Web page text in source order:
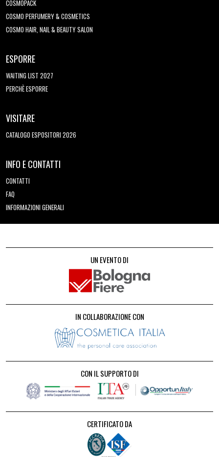
COSMOPACK
COSMO PERFUMERY & COSMETICS
COSMO HAIR, NAIL & BEAUTY SALON
ESPORRE
WAITING LIST 2027
PERCHÈ ESPORRE
VISITARE
CATALOGO ESPOSITORI 2026
INFO E CONTATTI
CONTATTI
FAQ
INFORMAZIONI GENERALI
UN EVENTO DI
IN COLLABORAZIONE CON
CON IL SUPPORTO DI
CERTIFICATO DA